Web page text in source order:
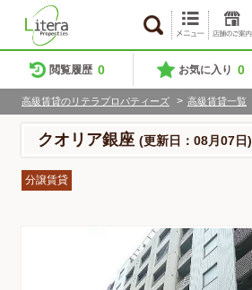
閲覧履歴 0 お気に入り 0
高級賃貸のリテラプロパティーズ > 高級賃貸一覧
クオリア銀座 (更新日：08月07日)
分譲賃貸